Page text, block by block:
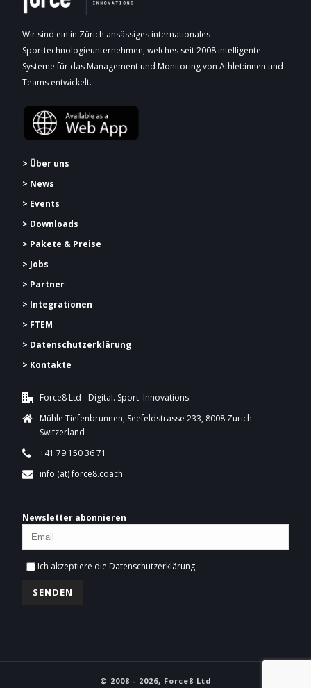
Wir sind ein in Zürich ansässiges internationales
Sporttechnologieunternehmen, welches seit 2008 intelligente
Systeme für das Management und Monitoring von Athlet:innen und
Teams entwickelt.
> Über uns
> News
> Events
> Downloads
> Pakete & Preise
> Jobs
> Partner
> Integrationen
> FTEM
> Datenschutzerklärung
> Kontakte
Force8 Ltd - Digital. Sport. Innovations.
Mühle Tiefenbrunnen, Seefeldstrasse 233, 8008 Zurich -
Switzerland
+41 79 150 36 71
info (at) force8.coach
Newsletter abonnieren
Ich akzeptiere die Datenschutzerklärung
© 2008 - 2026, Force8 Ltd